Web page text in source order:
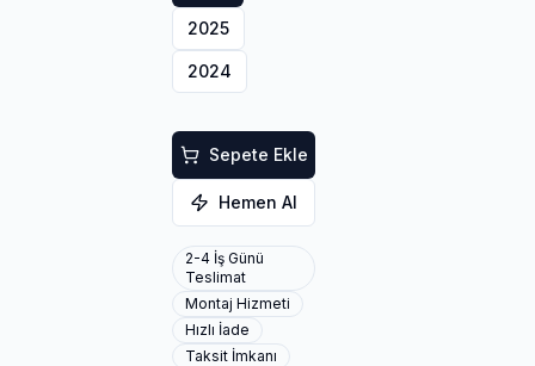
2025
2024
Sepete Ekle
Hemen Al
2-4 İş Günü
Teslimat
Montaj Hizmeti
Hızlı İade
Taksit İmkanı